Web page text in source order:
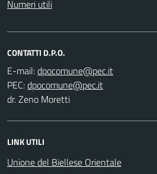
Numeri utili
CONTATTI D.P.O.
E-mail:
PEC:
dr. Zeno Moretti
LINK UTILI
Unione del Biellese Orientale